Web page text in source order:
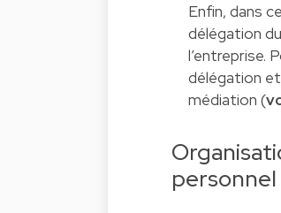
Enfin, dans
délégation
l’entreprise.
délégation et
médiation (
personnel